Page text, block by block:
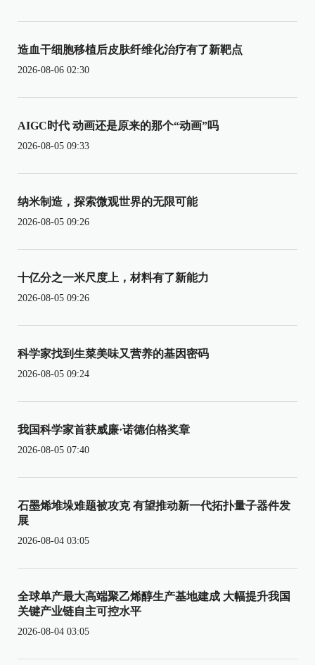
造血干细胞移植后皮肤纤维化治疗有了新靶点
2026-08-06 02:30
AIGC时代 动画还是原来的那个“动画”吗
2026-08-05 09:33
纳米制造，探索微观世界的无限可能
2026-08-05 09:26
十亿分之一米尺度上，材料有了新能力
2026-08-05 09:26
科学家找到生菜美味又营养的基因密码
2026-08-05 09:24
我国科学家首获威廉·诺德伯格奖章
2026-08-05 07:40
石墨烯堆垛难题被攻克 有望推动新一代拓扑量子器件发
展
2026-08-04 03:05
全球单产最大高端聚乙烯醇生产基地建成 大幅提升我国
关键产业链自主可控水平
2026-08-04 03:05